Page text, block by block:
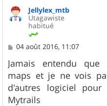
Jellylex_mtb
Utagawiste
habitué
M
s
s
a
g
e
04 août 2016, 11:07
Jamais entendu que
maps et je ne vois
d'autres logiciel pour
Mytrails